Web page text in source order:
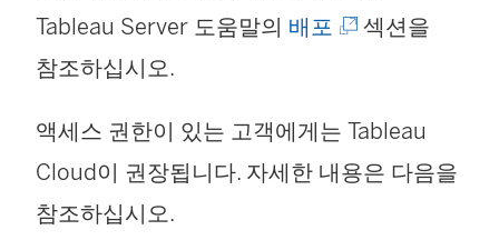
Tableau Server 도움말의 배포 (
가
새
섹션을
참조하십시오.
액세스 권한이 있는 고객에게는 Tableau
Cloud이 권장됩니다. 자세한 내용은 다음을
참조하십시오.